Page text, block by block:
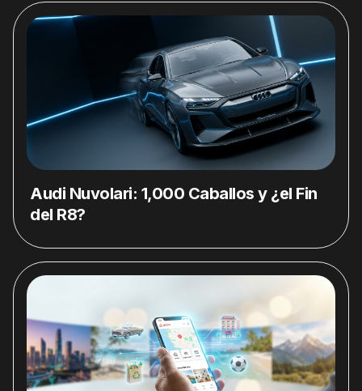
Audi Nuvolari: 1,000 Caballos y ¿el Fin
del R8?